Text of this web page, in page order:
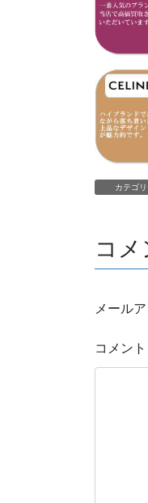
カテゴリ
コ
メール
コメント